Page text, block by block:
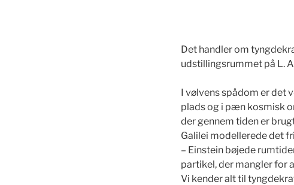
Det handler om
udstillingsrummet på L.
I vølvens spådom er det
plads og i pæn kosmisk
der gennem tiden er
Galilei modellerede det
– Einstein bøjede
partikel, der mangler for
Vi kender alt til